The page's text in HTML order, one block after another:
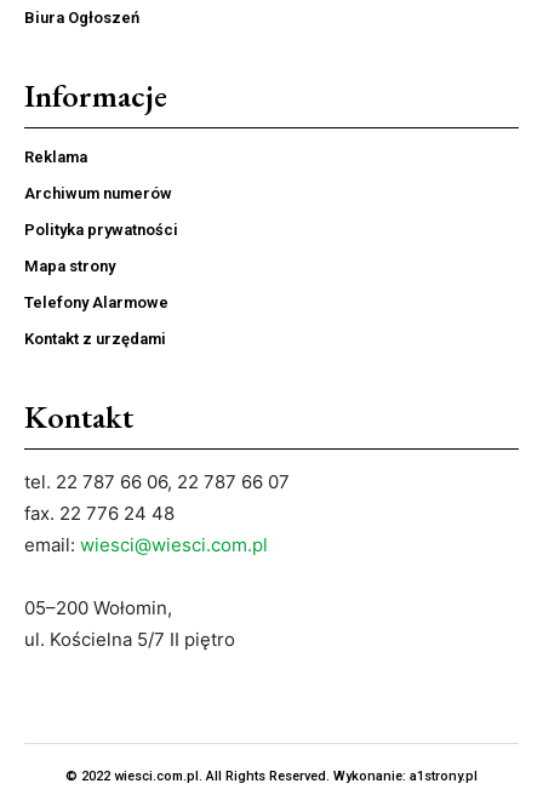
Biura Ogłoszeń
Informacje
Reklama
Archiwum numerów
Polityka prywatności
Mapa strony
Telefony Alarmowe
Kontakt z urzędami
Kontakt
tel. 22 787 66 06, 22 787 66 07
fax. 22 776 24 48
email: wiesci@wiesci.com.pl
05–200 Wołomin,
ul. Kościelna 5/7 II piętro
© 2022 wiesci.com.pl. All Rights Reserved. Wykonanie: a1strony.pl